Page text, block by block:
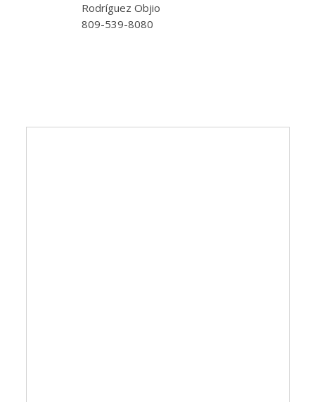
Rodríguez Objio
809-539-8080